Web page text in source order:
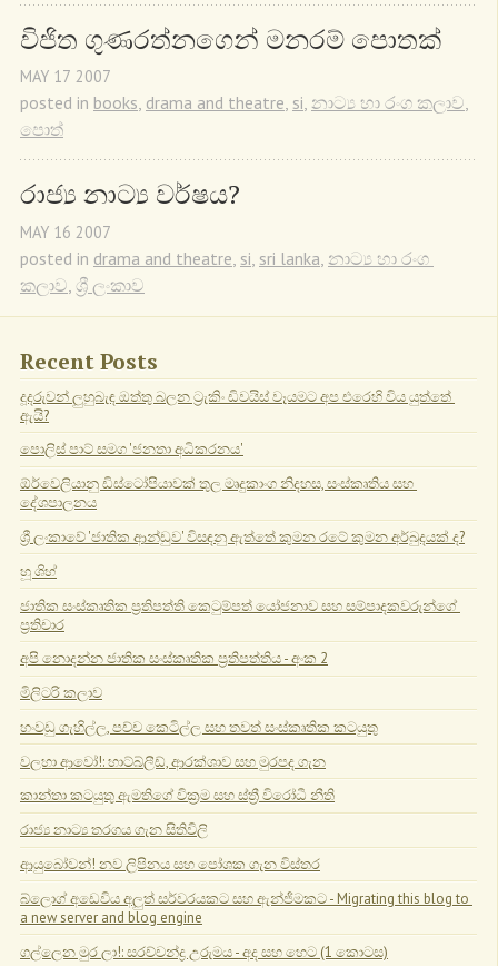
විජිත ගුණරත්නගෙන් මනරම් පොතක්
MAY 17 2007
posted in books, drama and theatre, si, නාට්‍ය හා රංග කලාව,
පොත්
රාජ්‍ය නාට්‍ය වර්ෂය?
MAY 16 2007
posted in drama and theatre si sri lanka නාට්‍ය හා රංග
කලාව ශ්‍රී ලංකාව
Recent Posts
දූදරුවන් ලුහුබැඳ ඔත්තු බලන ට්‍රැකිං ඩිවයිස් වෑයමට අප එරෙහි විය යුත්තේ
ඇයි?
පොලිස් පාට් සමග 'ජනතා අධිකරනය'
ඕර්වෙලියානු ඩිස්ටෝපියාවක් තුල මෘදුකාංග නිදහස, සංස්කෘතිය සහ
දේශපාලනය
ශ්‍රී ලංකාවේ 'ජාතික ආන්ඩුව' විසඳනු ඇත්තේ කුමන රටේ කුමන අර්බුදයක් ද?
හූ ශිහ්
ජාතික සංස්කෘතික ප්‍රතිපත්ති කෙටුම්පත් යෝජනාව සහ සම්පාදකවරුන්ගේ
ප්‍රතිචාර
අපි නොදන්න ජාතික සංස්කෘතික ප්‍රතිපත්තිය - අංක 2
මිලිටරි කලාව
හංවඩු ගැහිල්ල, පච්ච කෙටිල්ල සහ තවත් සංස්කෘතික කටයුතු
වලහා ආවෝ!: හාට්බ්ලීඩ්, ආරක්ශාව සහ මුරපද ගැන
කාන්තා කටයුතු ඇමතිගේ වික්‍රම සහ ස්ත්‍රී විරෝධී නීති
රාජ්‍ය නාට්‍ය තරගය ගැන සිතිවිලි
ආයුබෝවන්! නව ලිපිනය සහ පෝශක ගැන විස්තර
බ්ලොග් අඩෙවිය අලුත් සර්වරයකට සහ ඇන්ජිමකට - Migrating this blog to
a new server and blog engine
ගල්ලෙන මුර ලා!: සරච්චන්ද්‍ර උරුමය - අද සහ හෙට (1 කොටස)